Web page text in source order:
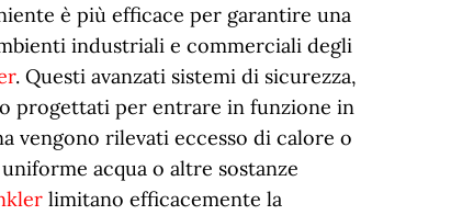
è più efficace per garantire una
industriali e commerciali degli
. Questi avanzati sistemi di sicurezza,
progettati per entrare in funzione in
vengono rilevati eccesso di calore o
acqua o altre sostanze
limitano efficacemente la